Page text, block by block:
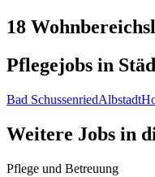
18
Pflegejobs in
Bad SchussenriedAlbstadt
Weitere Jobs in
Pflege und Betreuung